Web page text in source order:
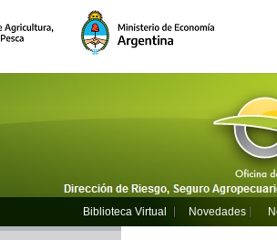
Biblioteca Virtual Novedades